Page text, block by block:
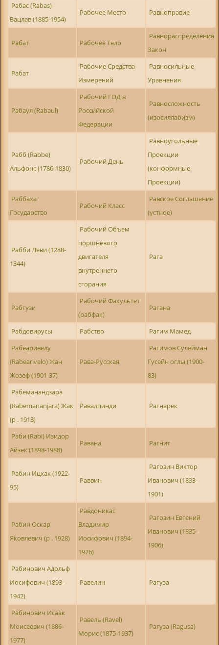
Рабас (Rabas)
Вацлав (1885-1954)
Рабочее Место Равноправие
Рабат Рабочее Тело
Равнораспределения
Закон
Рабат
Рабочие Средства
Измерений
Равносильные
Уравнения
Рабаул (Rabaul)
Рабочий ГОД в
Российской
Федерации
Равносложность
(изосиллабизм)
Рабб (Rabbe)
Альфонс (1786-1830)
Рабочий День
Равноугольные
Проекции
(конформные
Проекции)
Раббаха
Государство
Рабочий Класс
Равское Соглашение
(устное)
Рабби Леви (1288-
1344)
Рабочий Объем
поршневого
двигателя
внутреннего
сгорания
Рага
Рабгузи
Рабочий Факультет
(рабфак)
Рагана
Рабдовирусы Рабство
Рагим Мамед
Рабеаривелу
(Rabearivelo) Жан
Жозеф (1901-37)
Рава-Русская
Рагимов Сулейман
Гусейн оглы (1900-
83)
Рабеманандзара
(Rabemananjara) Жак
(р . 1913)
Равалпинди Рагнарек
Раби (Rabi) Изидор
Айзек (1898-1988)
Равана Рагнит
Рабин Ицхак (1922-
95)
Раввин
Рагозин Виктор
Иванович (1833-
1901)
Рабин Оскар
Яковлевич (р . 1928)
Равдоникас
Владимир
Иосифович (1894-
1976)
Рагозин Евгений
Иванович (1835-
1906)
Рабинович Адольф
Иосифович (1893-
1942)
Равелин Рагуза
Рабинович Исаак
Моисеевич (1886-
1977)
Равель (Ravel)
Морис (1875-1937)
Рагуза (Ragusa)